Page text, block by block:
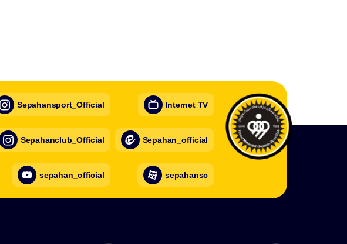
Sepahansport_Official
Sepahanclub_Official
sepahan_official
Internet TV
Sepahan_official
sepahansc